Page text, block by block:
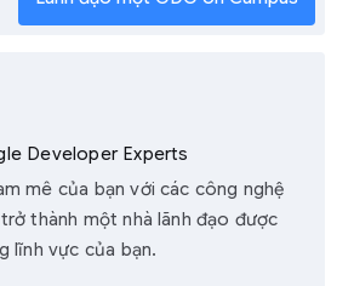
Developer Experts
mê của bạn với các công nghệ
thành một nhà lãnh đạo được
lĩnh vực của bạn.